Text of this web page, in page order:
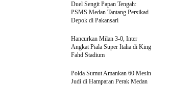
Duel Sengit Papan Tengah:
PSMS Medan Tantang Persikad
Depok di Pakansari
Hancurkan Milan 3-0, Inter
Angkat Piala Super Italia di King
Fahd Stadium
Polda Sumut Amankan 60 Mesin
Judi di Hamparan Perak Medan